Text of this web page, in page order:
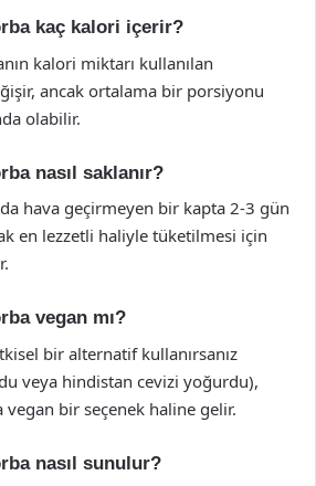
kaç kalori içerir?
kalori miktarı kullanılan
ancak ortalama bir porsiyonu
olabilir.
nasıl saklanır?
hava geçirmeyen bir kapta 2-3 gün
en lezzetli haliyle tüketilmesi için
vegan mı?
bir alternatif kullanırsanız
veya hindistan cevizi yoğurdu),
vegan bir seçenek haline gelir.
nasıl sunulur?